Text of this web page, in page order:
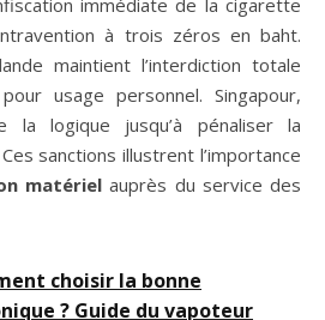
à trois zéros en baht.
maintient l’interdiction totale
usage personnel. Singapour,
la logique jusqu’à pénaliser la
sanctions illustrent l’importance
matériel auprès du service des
choisir la bonne
? Guide du vapoteur